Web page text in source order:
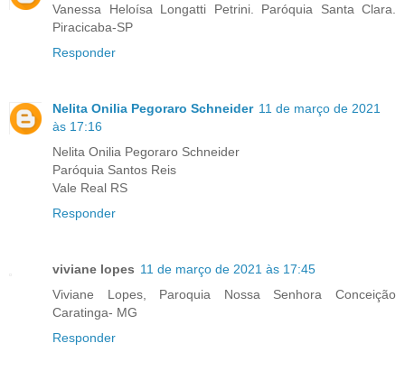
Vanessa Heloísa Longatti Petrini. Paróquia Santa Clara.
Piracicaba-SP
Responder
Nelita Onilia Pegoraro Schneider 11 de março de 2021
às 17:16
Nelita Onilia Pegoraro Schneider
Paróquia Santos Reis
Vale Real RS
Responder
viviane lopes 11 de março de 2021 às 17:45
Viviane Lopes, Paroquia Nossa Senhora Conceição
Caratinga- MG
Responder